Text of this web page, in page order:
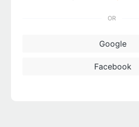
OR
Google
Facebook